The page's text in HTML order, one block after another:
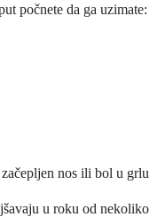
počnete da ga uzimate:
nos ili bol u grlu
u roku od nekoliko